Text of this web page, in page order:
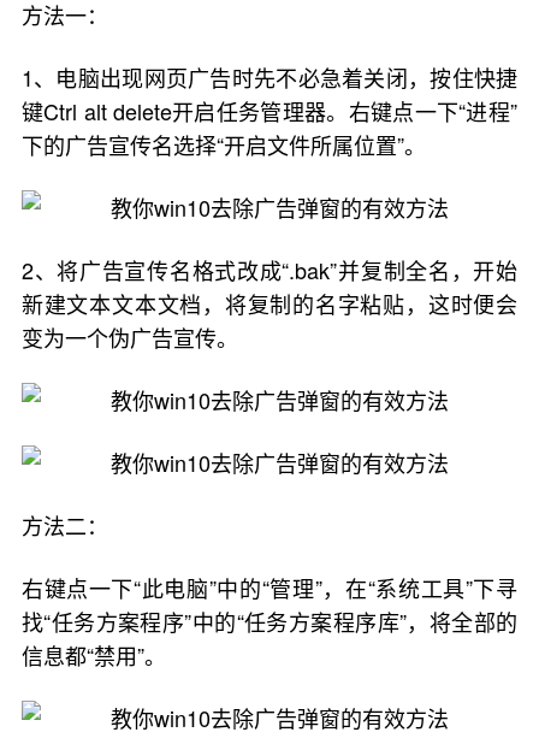
方法一：
1、电脑出现网页广告时先不必急着关闭，按住快捷
键Ctrl alt delete开启任务管理器。右键点一下“进程”
下的广告宣传名选择“开启文件所属位置”。
2、将广告宣传名格式改成“.bak”并复制全名，开始
新建文本文本文档，将复制的名字粘贴，这时便会
变为一个伪广告宣传。
方法二：
右键点一下“此电脑”中的“管理”，在“系统工具”下寻
找“任务方案程序”中的“任务方案程序库”，将全部的
信息都“禁用”。